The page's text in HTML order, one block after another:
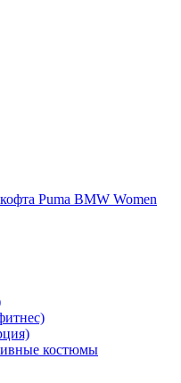
Puma BMW Women
костюмы